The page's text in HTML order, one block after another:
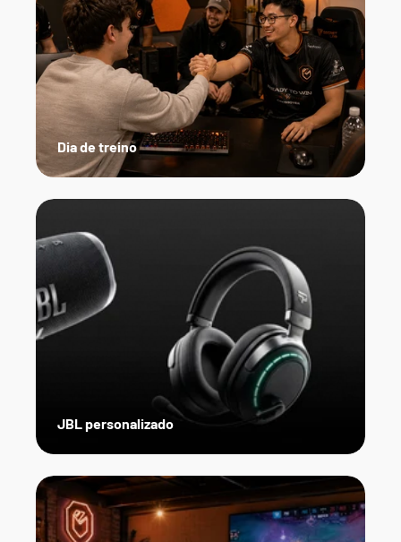
JBL personalizado
Dia de treino